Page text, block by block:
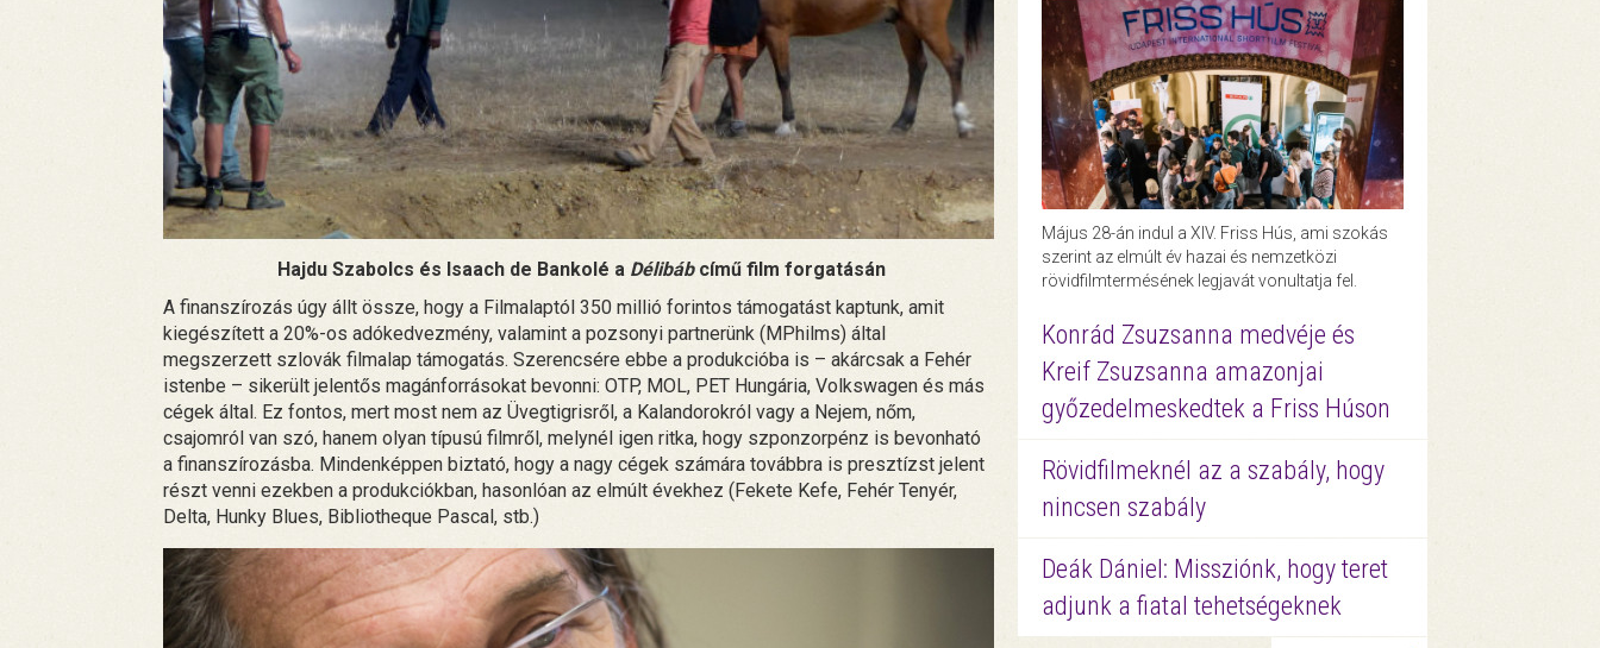
Hajdu Szabolcs és Isaach de Bankolé a Délibábcímű film forgatásán
A finanszírozás úgy állt össze, hogy a Filmalaptól 350 millió forintos támogatást kaptunk, amit
kiegészített a 20%-os adókedvezmény, valamint a pozsonyi partnerünk (MPhilms) által
megszerzett szlovák filmalap támogatás. Szerencsére ebbe a produkcióba is – akárcsak a Fehér
istenbe – sikerült jelentős magánforrásokat bevonni: OTP, MOL, PET Hungária, Volkswagen és más
cégek által. Ez fontos, mert most nem az Üvegtigrisről, a Kalandorokról vagy a Nejem, nőm,
csajomról van szó, hanem olyan típusú filmről, melynél igen ritka, hogy szponzorpénz is bevonható
a finanszírozásba. Mindenképpen biztató, hogy a nagy cégek számára továbbra is presztízst jelent
részt venni ezekben a produkciókban, hasonlóan az elmúlt évekhez (Fekete Kefe, Fehér Tenyér,
Delta, Hunky Blues, Bibliotheque Pascal, stb.)
Május 28-án indul a XIV. Friss Hús, ami szokás
szerint az elmúlt év hazai és nemzetközi
rövidfilmtermésének legjavát vonultatja fel.
Konrád Zsuzsanna medvéje és
Kreif Zsuzsanna amazonjai
győzedelmeskedtek a Friss Húson
Rövidfilmeknél az a szabály, hogy
nincsen szabály
Deák Dániel: Missziónk, hogy teret
adjunk a fiatal tehetségeknek